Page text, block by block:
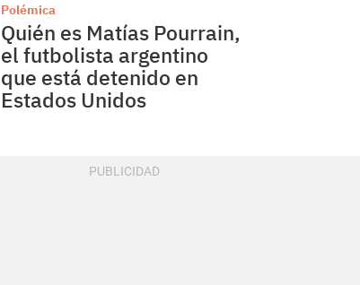
Polémica
Quién es Matías Pourrain,
el futbolista argentino
que está detenido en
Estados Unidos